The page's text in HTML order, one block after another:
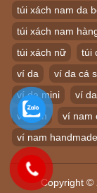
túi xách nam da
túi xách nam
túi xách nữ
túi
ví da
ví da cá
ví da mini
ví
ví nam
ví nam
ví nam handmade
Copyright ©